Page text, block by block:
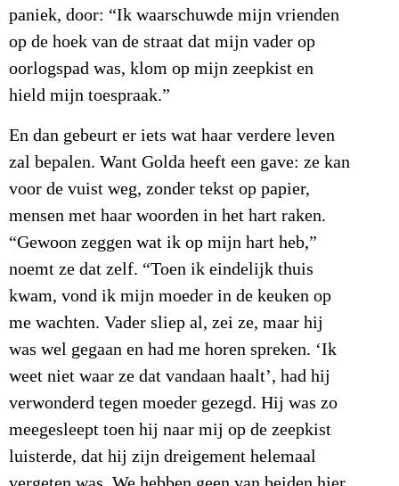
paniek, door: “Ik waarschuwde mijn vrienden
op de hoek van de straat dat mijn vader op
oorlogspad was, klom op mijn zeepkist en
hield mijn toespraak.”
En dan gebeurt er iets wat haar verdere leven
zal bepalen. Want Golda heeft een gave: ze kan
voor de vuist weg, zonder tekst op papier,
mensen met haar woorden in het hart raken.
“Gewoon zeggen wat ik op mijn hart heb,”
noemt ze dat zelf. “Toen ik eindelijk thuis
kwam, vond ik mijn moeder in de keuken op
me wachten. Vader sliep al, zei ze, maar hij
was wel gegaan en had me horen spreken. ‘Ik
weet niet waar ze dat vandaan haalt’, had hij
verwonderd tegen moeder gezegd. Hij was zo
meegesleept toen hij naar mij op de zeepkist
luisterde, dat hij zijn dreigement helemaal